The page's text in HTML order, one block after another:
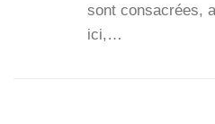
sont consa­crées,
ici,…